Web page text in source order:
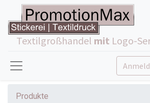
Textilgroßhandel mit Logo-
Produkte